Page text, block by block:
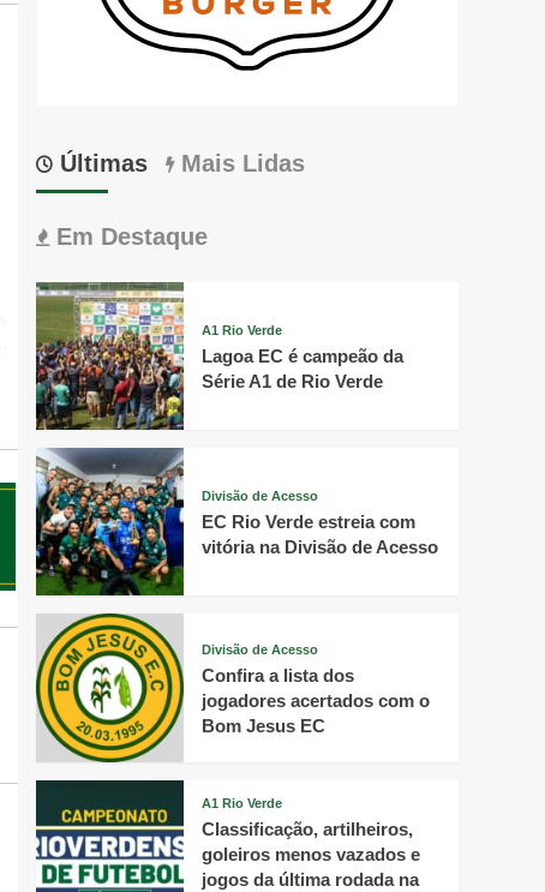
Últimas Mais Lidas
Em Destaque
A1 Rio Verde
Lagoa EC é campeão da
Série A1 de Rio Verde
Divisão de Acesso
EC Rio Verde estreia com
vitória na Divisão de Acesso
Divisão de Acesso
Confira a lista dos
jogadores acertados com o
Bom Jesus EC
A1 Rio Verde
Classificação, artilheiros,
goleiros menos vazados e
jogos da última rodada na